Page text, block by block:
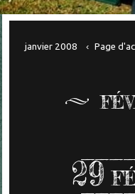
janvier 2008 Page
29